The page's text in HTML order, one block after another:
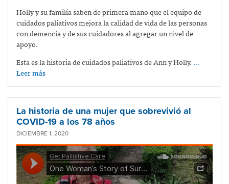
Holly y su familia saben de primera mano que el equipo de
cuidados paliativos mejora la calidad de vida de las personas
con demencia y de sus cuidadores al agregar un nivel de
apoyo.
Esta es la historia de cuidados paliativos de Ann y Holly. …
Leer más
La historia de una mujer que sobrevivió al
COVID-19 a los 78 años
DICIEMBRE 1, 2020